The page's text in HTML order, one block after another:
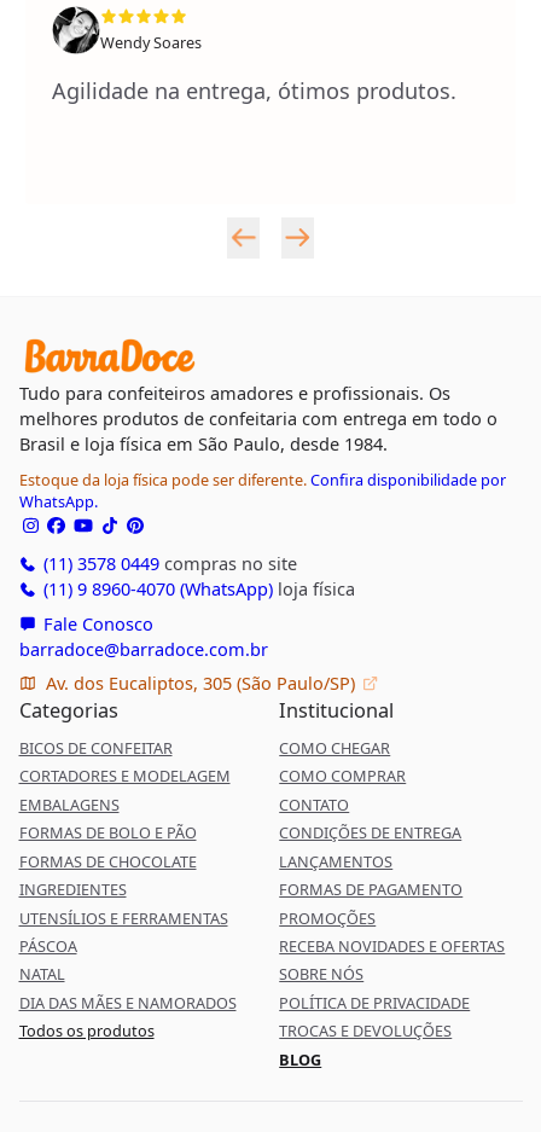
Wendy Soares
Agilidade na entrega, ótimos produtos.
Tudo para confeiteiros amadores e profissionais. Os
melhores produtos de confeitaria com entrega em todo o
Brasil e loja física em São Paulo, desde 1984.
Estoque da loja física pode ser diferente.Confira disponibilidade por
WhatsApp.
(11) 3578 0449compras no site
(11) 9 8960-4070 (WhatsApp)loja física
Fale Conosco
barradoce@barradoce.com.br
Av. dos Eucaliptos, 305 (São Paulo/SP)
Categorias
BICOS DE CONFEITAR
CORTADORES E MODELAGEM
EMBALAGENS
FORMAS DE BOLO E PÃO
FORMAS DE CHOCOLATE
INGREDIENTES
UTENSÍLIOS E FERRAMENTAS
PÁSCOA
NATAL
DIA DAS MÃES E NAMORADOS
Todos os produtos
Institucional
COMO CHEGAR
COMO COMPRAR
CONTATO
CONDIÇÕES DE ENTREGA
LANÇAMENTOS
FORMAS DE PAGAMENTO
PROMOÇÕES
RECEBA NOVIDADES E OFERTAS
SOBRE NÓS
POLÍTICA DE PRIVACIDADE
TROCAS E DEVOLUÇÕES
BLOG